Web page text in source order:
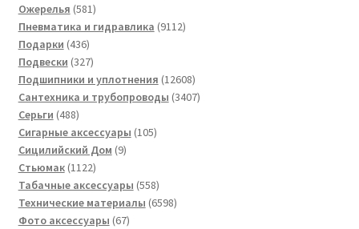
Ожерелья 581581
товар
Пневматика и гидравлика 91129112
Подарки 436436
товаров
Подвески 327327
товаров
Подшипники и уплотнения 1260812608
товаров
Сантехника и трубопроводы 34073407
Серьги 488488
товаров
Сигарные аксессуары 105105
Сицилийский Дом 99
Стьюмак 11221122
товара
Табачные аксессуары 558558
товаров
Технические материалы 65986598
Фото аксессуары 6767